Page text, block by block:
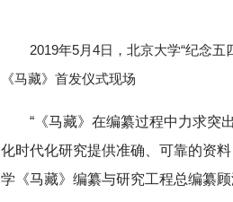
2019年5月4日，北京大学“纪念
《马藏》首发仪式现场
“《马藏》在编纂过程中力求突
化时代化研究提供准确、可靠的资
学《马藏》编纂与研究工程总编纂顾